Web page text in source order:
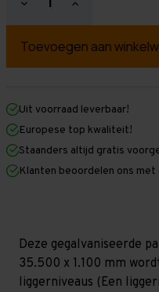
Hoeveelheid
verlagen
Palletstelling
mm
mm
x
1.100
mm
Galva
Middel
-
T80
Hoeveelheid
verhogen
Palletstelling
mm
mm
1.100
mm
(HxLXD)
Galva
Middel
-
T80
Uit voorraad leverbaar!
Europese top kwaliteit!
Staanders altijd gratis
Klanten beoordelen ons met
Deze gegalvaniseerde
35.500 x 1.100 mm
liggerniveaus (Een